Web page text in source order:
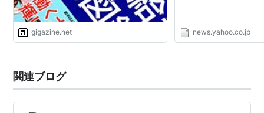
の愛の信念を貫くマキシマスにラッセル・ク
ロウが扮している。強さの中に憂いを含む見
事な彼の演技によって、戦闘シーンが苦手な
ミー主演男優賞を獲得した。また、リドリ
ー・スコット監督を虜（とりこ）にしたとい
gigazine.net news.yahoo.co.jp
関連ブログ